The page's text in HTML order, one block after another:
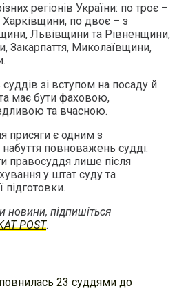
регіонів України: по троє –
по двоє – з
Львівщини та Рівненщини,
Закарпаття, Миколаївщини,
зі вступом на посаду й
має бути фаховою,
та вчасною.
присяги є одним з
повноважень судді.
правосуддя лише після
у штат суду та
підпишіться
POST.
23 суддями до